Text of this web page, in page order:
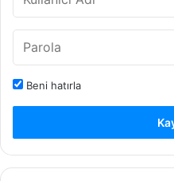
Beni hatırla